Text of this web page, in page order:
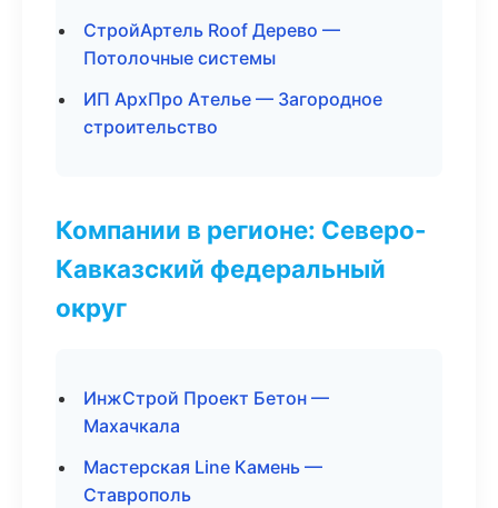
СтройАртель Roof Дерево —
Потолочные системы
ИП АрхПро Ателье — Загородное
строительство
Компании в регионе: Северо-
Кавказский федеральный
округ
ИнжСтрой Проект Бетон —
Махачкала
Мастерская Line Камень —
Ставрополь